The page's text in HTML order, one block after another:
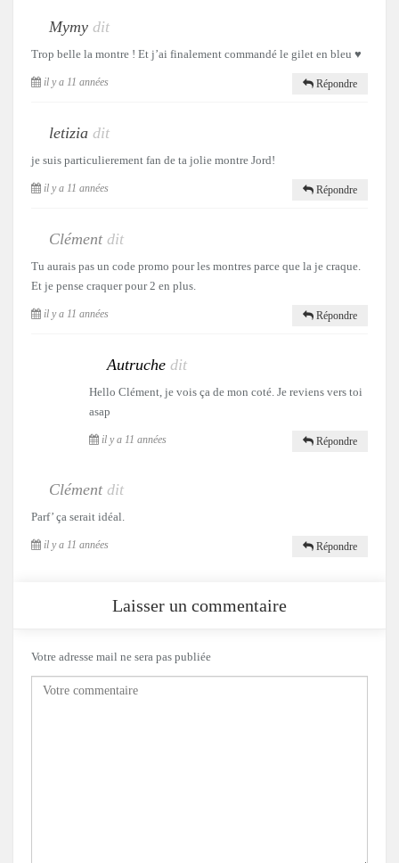
Mymy dit
Trop belle la montre ! Et j’ai finalement commandé le gilet en bleu ♥
il y a 11 années Répondre
letizia dit
je suis particulierement fan de ta jolie montre Jord!
il y a 11 années Répondre
Clément dit
Tu aurais pas un code promo pour les montres parce que la je craque.
Et je pense craquer pour 2 en plus.
il y a 11 années Répondre
Autruche dit
Hello Clément, je vois ça de mon coté. Je reviens vers toi
asap
il y a 11 années Répondre
Clément dit
Parf’ ça serait idéal.
il y a 11 années Répondre
Laisser un commentaire
Votre adresse mail ne sera pas publiée